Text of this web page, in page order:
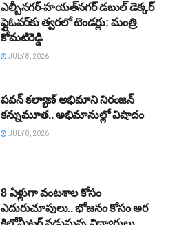
ఎల్బీనగర్‌-హయత్‌నగర్‌ డబుల్‌ డెక్కర్‌
ఫ్లైఓవర్‌కు త్వరలో టెండర్లు: మంత్రి
కోమటిరెడ్డి
JULY 8, 2026
పవన్‌ కల్యాణ్‌ అభిమాని నిరంజన్‌
కన్నుమూత.. అభిమానుల్లో విషాదం
JULY 8, 2026
8 ఏళ్లుగా వంటశాల కోసం
ఎదురుచూపులు.. భోజనం కోసం అర